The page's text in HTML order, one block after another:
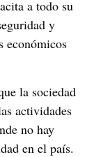
a todo su
y
económicos
la sociedad
actividades
no hay
en el país.